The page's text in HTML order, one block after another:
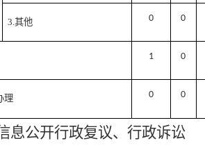
3.其他 0 0
1 0
理 0 0
息公开行政复议、行政诉讼